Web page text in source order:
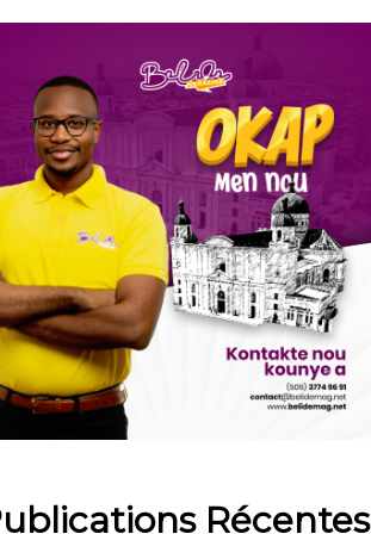
Récentes